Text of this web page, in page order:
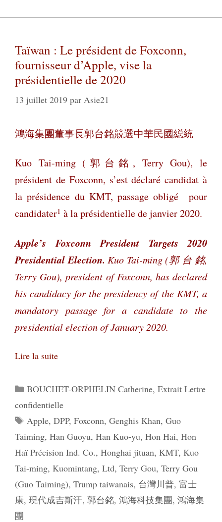
Taïwan : Le président de Foxconn,
fournisseur d’Apple, vise la
présidentielle de 2020
13 juillet 2019 par Asie21
鴻海集團董事長郭台銘競選中華民國縂統
Kuo Tai-ming (郭台銘, Terry Gou), le
président de Foxconn, s’est déclaré candidat à
la présidence du KMT, passage obligé pour
candidater1 à la présidentielle de janvier 2020.
Apple’s Foxconn President Targets 2020
Presidential Election. Kuo Tai-ming (郭台 銘,
Terry Gou), president of Foxconn, has declared
his candidacy for the presidency of the KMT, a
mandatory passage for a candidate to the
presidential election of January 2020.
Lire la suite
Catégories
BOUCHET-ORPHELIN Catherine, Extrait Lettre
confidentielle
Étiquettes
Apple, DPP, Foxconn, Genghis Khan, Guo
Taiming, Han Guoyu, Han Kuo-yu, Hon Hai, Hon
Haï Précision Ind. Co., Honghai jituan, KMT, Kuo
Tai-ming, Kuomintang, Ltd, Terry Gou, Terry Gou
(Guo Taiming), Trump taiwanais, 台灣川普, 富士
康, 現代成吉斯汗, 郭台銘, 鴻海科技集團, 鴻海集
團